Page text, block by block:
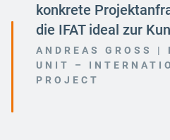
konkrete
die IFAT ideal zur
ANDREAS GROSS |
UNIT –
PROJECT